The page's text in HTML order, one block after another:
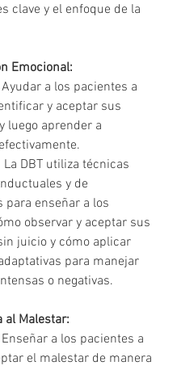
clave y el enfoque de la
Emocional:
y aceptar sus
luego aprender a
y de
para enseñar a los
observar y aceptar sus
juicio y cómo aplicar
para manejar
o negativas.
al Malestar:
el malestar de manera